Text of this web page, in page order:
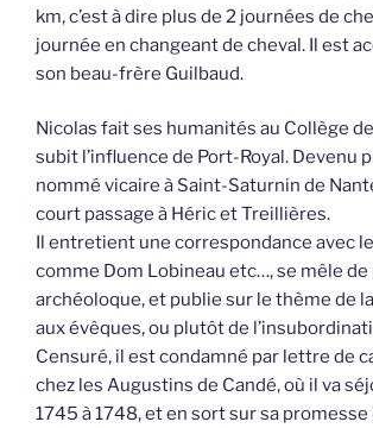
km, c’est à dire plus de 2 journées de
journée en changeant de cheval. Il est
son beau-frère Guilbaud.
Nicolas fait ses humanités au Collège
subit l’influence de Port-Royal. Devenu
nommé vicaire à Saint-Saturnin de
court passage à Héric et Treillières.
Il entretient une correspondance avec
comme Dom Lobineau etc…, se mêle
archéoloque, et publie sur le thème de
aux évêques, ou plutôt de
Censuré, il est condamné par lettre de
chez les Augustins de Candé, où il va
1745 à 1748, et en sort sur sa promesse